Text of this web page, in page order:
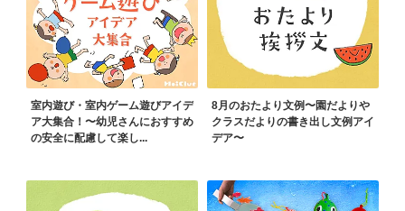
室内遊び・室内ゲーム遊びアイデ
ア大集合！〜幼児さんにおすすめ
の安全に配慮して楽し...
8月のおたより文例〜園だよりや
クラスだよりの書き出し文例アイ
デア〜